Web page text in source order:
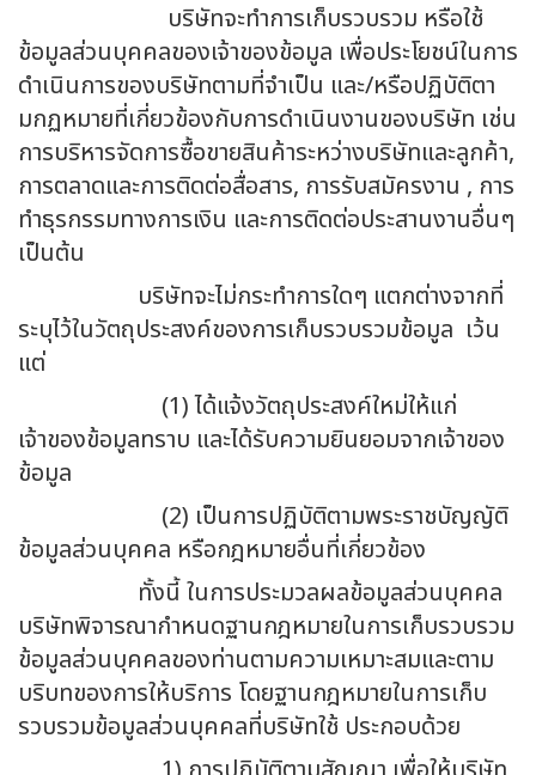
บริษัทจะทำการเก็บรวบรวม หรือใช้
ข้อมูลส่วนบุคคลของเจ้าของข้อมูล เพื่อประโยชน์ในการ
ดำเนินการของบริษัทตามที่จำเป็น และ/หรือปฏิบัติตา
มกฏหมายที่เกี่ยวข้องกับการดำเนินงานของบริษัท เช่น
การบริหารจัดการซื้อขายสินค้าระหว่างบริษัทและลูกค้า,
การตลาดและการติดต่อสื่อสาร, การรับสมัครงาน , การ
ทำธุรกรรมทางการเงิน และการติดต่อประสานงานอื่นๆ
เป็นต้น
บริษัทจะไม่กระทำการใดๆ แตกต่างจากที่
ระบุไว้ในวัตถุประสงค์ของการเก็บรวบรวมข้อมูล เว้น
แต่
(1) ได้แจ้งวัตถุประสงค์ใหม่ให้แก่
เจ้าของข้อมูลทราบ และได้รับความยินยอมจากเจ้าของ
ข้อมูล
(2) เป็นการปฏิบัติตามพระราชบัญญัติ
ข้อมูลส่วนบุคคล หรือกฎหมายอื่นที่เกี่ยวข้อง
ทั้งนี้ ในการประมวลผลข้อมูลส่วนบุคคล
บริษัทพิจารณากำหนดฐานกฎหมายในการเก็บรวบรวม
ข้อมูลส่วนบุคคลของท่านตามความเหมาะสมและตาม
บริบทของการให้บริการ โดยฐานกฎหมายในการเก็บ
รวบรวมข้อมูลส่วนบุคคลที่บริษัทใช้ ประกอบด้วย